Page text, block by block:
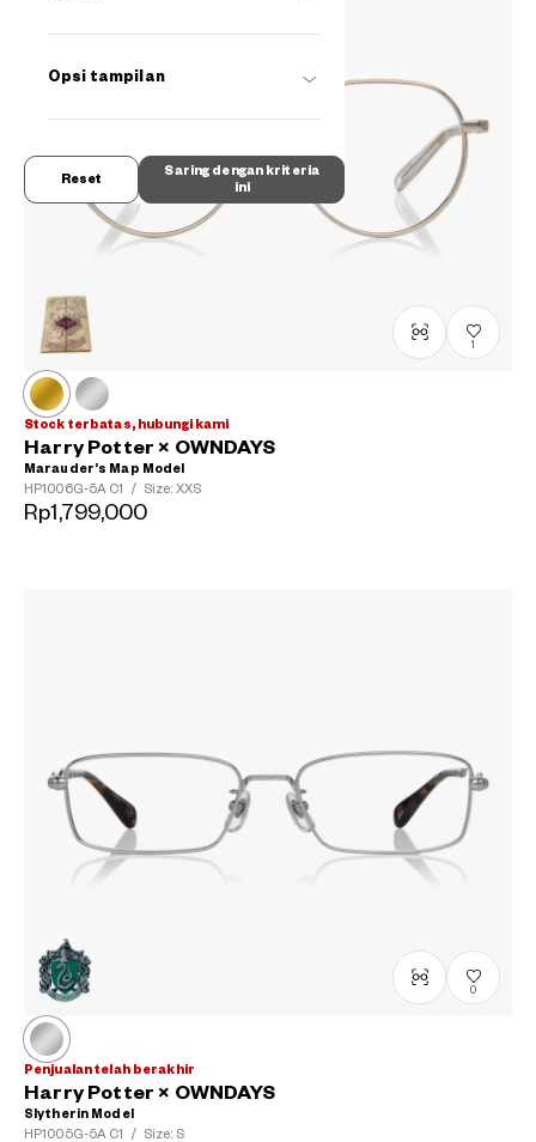
Opsi tampilan
Saring dengan kriteria
ini
Reset
1
Stock terbatas, hubungi kami
Harry Potter × OWNDAYS
Marauder’s Map Model
HP1006G-5A C1 / Size: XXS
Rp1,799,000
0
Penjualan telah berakhir
Harry Potter × OWNDAYS
Slytherin Model
HP1005G-5A C1 / Size: S